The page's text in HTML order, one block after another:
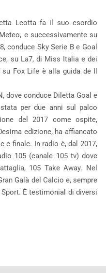
Leotta fa il suo esordio
e successivamente su
conduce Sky Serie B e Goal
su La7, di Miss Italia e dei
Fox Life è alla guida de Il
dove conduce Diletta Goal e
per due anni sul palco
del 2017 come ospite,
edizione, ha affiancato
e finale. In radio è, dal 2017,
105 (canale 105 tv) dove
105 Take Away. Nel
Galà del Calcio e, sempre
È testimonial di diversi